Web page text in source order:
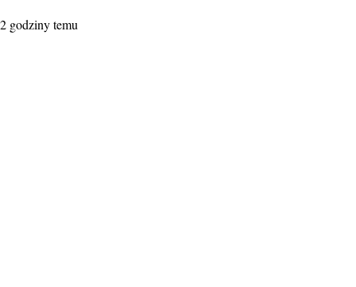
2 godziny temu